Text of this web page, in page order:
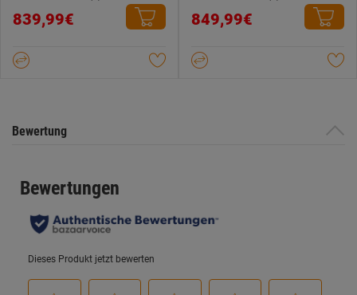
von
Sternen.
839,99€
von
Sternen.
849,99€
Bewertung